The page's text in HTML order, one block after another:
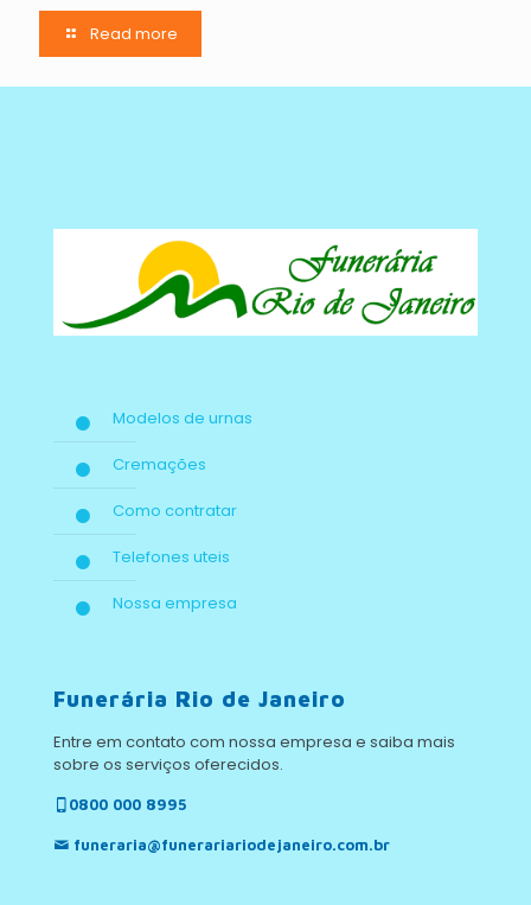
Read more
Modelos de urnas
Cremações
Como contratar
Telefones uteis
Nossa empresa
Funerária Rio de Janeiro
Entre em contato com nossa empresa e saiba mais
sobre os serviços oferecidos.
0800 000 8995
funeraria@funerariariodejaneiro.com.br